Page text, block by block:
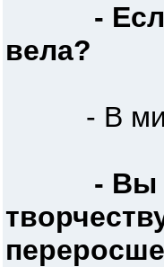
-
вела?
- В мир
- Вы